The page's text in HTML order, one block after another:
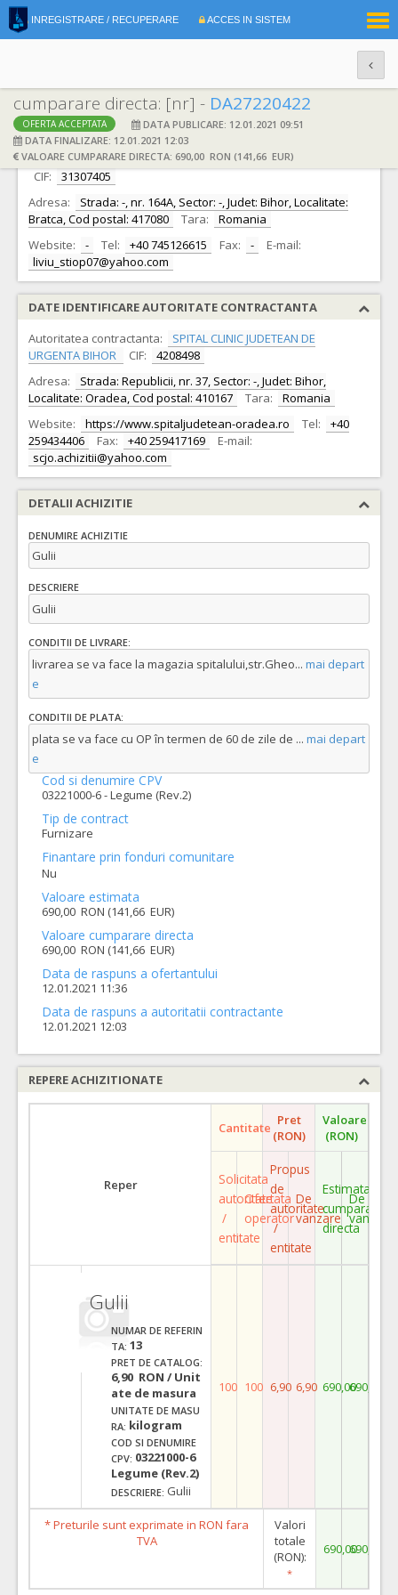
INREGISTRARE / RECUPERARE ACCES IN SISTEM
cumparare directa: [nr] - DA27220422
OFERTA ACCEPTATA
DATA PUBLICARE: 12.01.2021 09:51
DATA FINALIZARE: 12.01.2021 12:03
VALOARE CUMPARARE DIRECTA: 690,00 RON (141,66 EUR)
DATE IDENTIFICARE OFERTANT
Ofertant: STIOP LIVIU CRISTIN INTREPRINDERE INDIVIDUALA -
CIF:
31307405
Adresa:
Strada: -, nr. 164A, Sector: -, Judet: Bihor, Localitate:
Bratca, Cod postal: 417080
Tara:
Romania
Website:
- Tel: +40 745126615 Fax: -
E-mail:
liviu_stiop07@yahoo.com
DATE IDENTIFICARE AUTORITATE CONTRACTANTA
Autoritatea contractanta:
SPITAL CLINIC JUDETEAN DE
URGENTA BIHOR
CIF:
4208498
Adresa:
Strada: Republicii, nr. 37, Sector: -, Judet: Bihor,
Localitate: Oradea, Cod postal: 410167
Tara:
Romania
Website:
https://www.spitaljudetean-oradea.ro Tel:
+40
259434406
Fax: +40 259417169
E-mail:
scjo.achizitii@yahoo.com
DETALII ACHIZITIE
DENUMIRE ACHIZITIE
Gulii
DESCRIERE
Gulii
CONDITII DE LIVRARE:
livrarea se va face la magazia spitalului,str.Gheo... mai depart
e
CONDITII DE PLATA:
plata se va face cu OP în termen de 60 de zile de ... mai depart
e
Cod si denumire CPV
03221000-6 - Legume (Rev.2)
Tip de contract
Furnizare
Finantare prin fonduri comunitare
Nu
Valoare estimata
690,00 RON (141,66 EUR)
Valoare cumparare directa
690,00 RON (141,66 EUR)
Data de raspuns a ofertantului
12.01.2021 11:36
Data de raspuns a autoritatii contractante
12.01.2021 12:03
REPERE ACHIZITIONATE
Reper
Cantitate Pret
(RON)
Valoare
(RON)
Solicitata
autoritate
/
entitate
Ofertata
operator
Propus
de
autoritate
/
entitate
De
vanzare
Estimata
cumparare
directa
De
vanzare
Gulii
NUMAR DE REFERIN
TA: 13
PRET DE CATALOG:
6,90 RON / Unit
ate de masura
UNITATE DE MASU
RA: kilogram
COD SI DENUMIRE
CPV: 03221000-6
Legume (Rev.2)
DESCRIERE: Gulii
100 100 6,90 6,90 690,00690,00
* Preturile sunt exprimate in RON fara
TVA
Valori
totale
(RON):
*
690,00690,00